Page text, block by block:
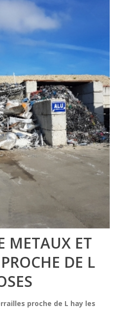
METAUX ET
DE L
proche de L hay les